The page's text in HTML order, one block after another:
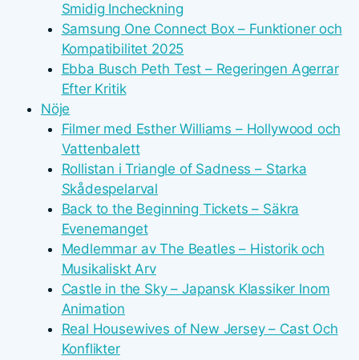
Smidig Incheckning
Samsung One Connect Box – Funktioner och
Kompatibilitet 2025
Ebba Busch Peth Test – Regeringen Agerrar
Efter Kritik
Nöje
Filmer med Esther Williams – Hollywood och
Vattenbalett
Rollistan i Triangle of Sadness – Starka
Skådespelarval
Back to the Beginning Tickets – Säkra
Evenemanget
Medlemmar av The Beatles – Historik och
Musikaliskt Arv
Castle in the Sky – Japansk Klassiker Inom
Animation
Real Housewives of New Jersey – Cast Och
Konflikter